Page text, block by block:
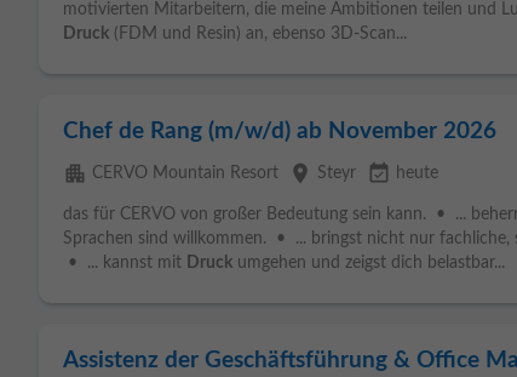
motivierten Mitarbeitern, die meine Ambitionen teilen und
Druck (FDM und Resin) an, ebenso 3D-Scan...
Chef de Rang (m/w/d) ab November 2026
apartment CERVO Mountain Resort place Steyr event_available heute
das für CERVO von großer Bedeutung sein kann. • ...
Sprachen sind willkommen. • ... bringst nicht nur fachliche,
• ... kannst mit Druck umgehen und zeigst dich belastbar...
Assistenz der Geschäftsführung & Office